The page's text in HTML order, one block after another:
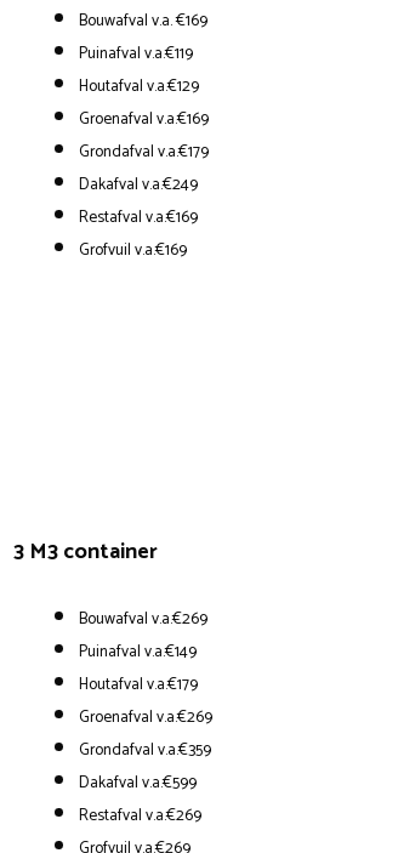
Bouwafval v.a. €169
Puinafval v.a.€119
Houtafval v.a.€129
Groenafval v.a.€169
Grondafval v.a.€179
Dakafval v.a.€249
Restafval v.a.€169
Grofvuil v.a.€169
3 M3 container
Bouwafval v.a.€269
Puinafval v.a.€149
Houtafval v.a.€179
Groenafval v.a.€269
Grondafval v.a.€359
Dakafval v.a.€599
Restafval v.a.€269